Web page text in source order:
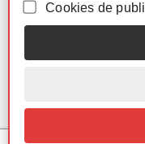
Cookies de